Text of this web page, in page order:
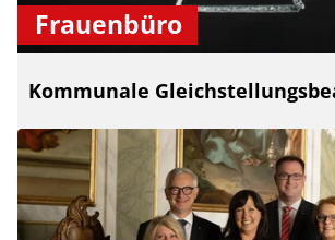
Frauenbüro
Kommunale